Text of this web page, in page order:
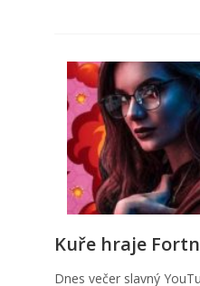
Kuře
Kuře hraje
Dnes večer slavný